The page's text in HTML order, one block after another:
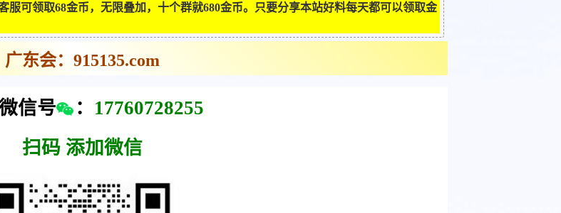
可领取68金币，无限叠加，十个群就680金币。只要分享本站好料每天都可以领取金
广东会：915135.com
信号 ： 17760728255
扫码 添加微信